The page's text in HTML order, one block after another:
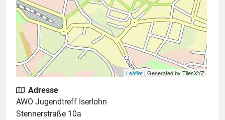
Leaflet| Generated by TilesXYZ
Adresse
AWO Jugendtreff Iserlohn
Stennerstraße 10a